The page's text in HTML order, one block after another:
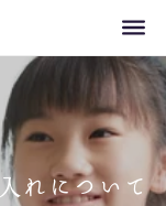
れについて